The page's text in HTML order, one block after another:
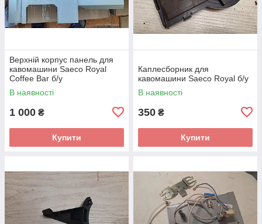
Верхній корпус панель для
кавомашини Saeco Royal
Coffee Bar б/у
В наявності
1 000 ₴
Купити
Каплесборник для
кавомашини Saeco Royal б/у
В наявності
350 ₴
Купити